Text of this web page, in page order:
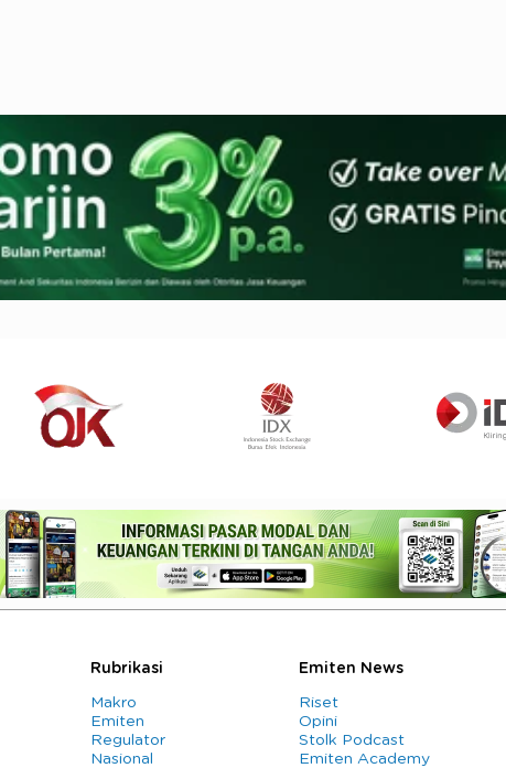
Rubrikasi
Makro
Emiten
Regulator
Nasional
Emiten News
Riset
Opini
Stolk Podcast
Emiten Academy